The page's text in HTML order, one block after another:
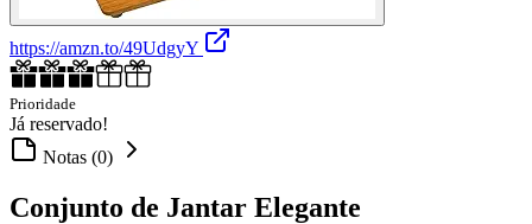
https://amzn.to/49UdgyY
Prioridade
Já reservado!
Notas (0)
Conjunto de Jantar Elegante